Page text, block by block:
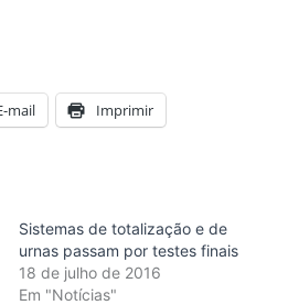
mail Imprimir
Sistemas de totalização e de
urnas passam por testes finais
18 de julho de 2016
Em "Notícias"